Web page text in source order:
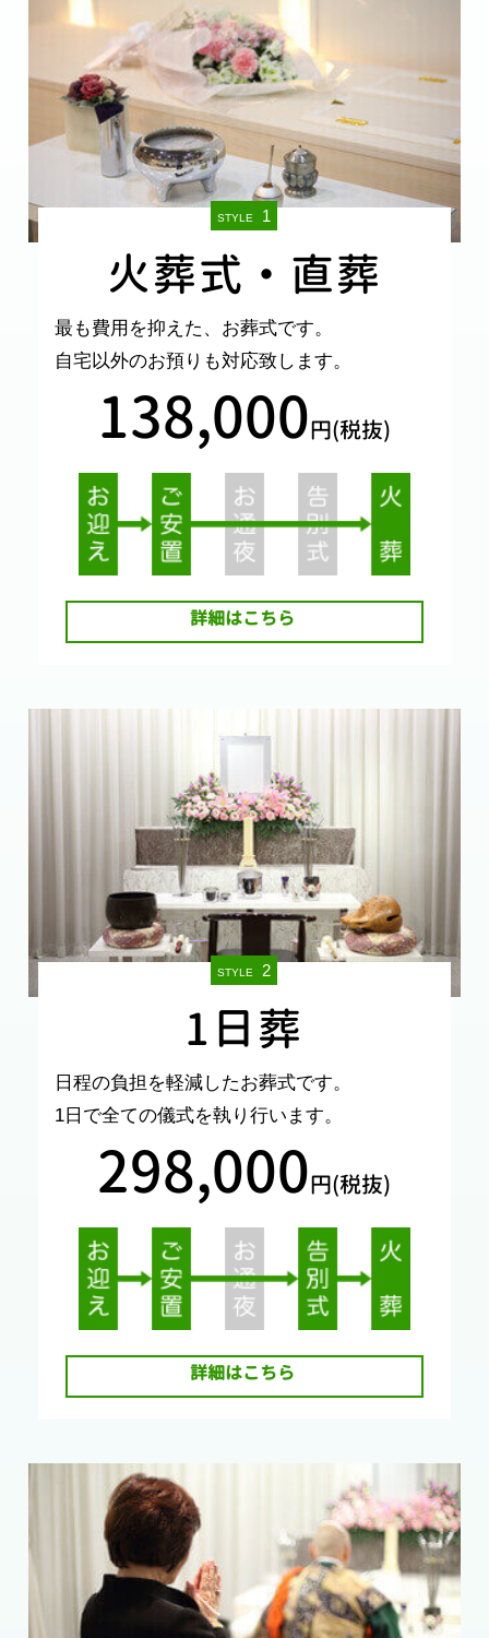
STYLE 1
火葬式・直葬
最も費用を抑えた、お葬式です。
自宅以外のお預りも対応致します。
138,000円(税抜)
詳細はこちら
STYLE 2
1日葬
日程の負担を軽減したお葬式です。
1日で全ての儀式を執り行います。
298,000円(税抜)
詳細はこちら